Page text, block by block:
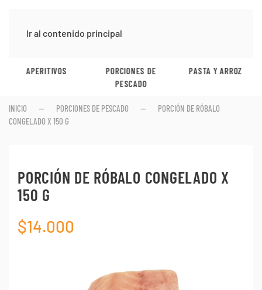
Ir al contenido principal
APERITIVOS
PORCIONES DE
PESCADO
PASTA Y ARROZ
INICIO PORCIONES DE PESCADO
PORCIÓN DE RÓBALO
CONGELADO X 150 G
PORCIÓN DE RÓBALO CONGELADO X
150 G
$14.000